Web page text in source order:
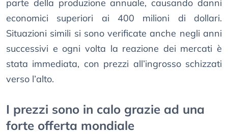
parte della produzione annuale, causando danni
economici superiori ai 400 milioni di dollari.
Situazioni simili si sono verificate anche negli anni
successivi e ogni volta la reazione dei mercati è
stata immediata, con prezzi all’ingrosso schizzati
verso l’alto.
I prezzi sono in calo grazie ad una
forte offerta mondiale